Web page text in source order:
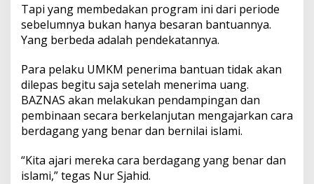
Tapi yang membedakan program ini dari periode
sebelumnya bukan hanya besaran bantuannya.
Yang berbeda adalah pendekatannya.
Para pelaku UMKM penerima bantuan tidak akan
dilepas begitu saja setelah menerima uang.
BAZNAS akan melakukan pendampingan dan
pembinaan secara berkelanjutan mengajarkan cara
berdagang yang benar dan bernilai islami.
“Kita ajari mereka cara berdagang yang benar dan
islami,” tegas Nur Sjahid.